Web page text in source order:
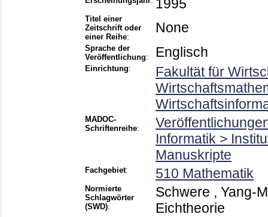
1995
Titel einer
Zeitschrift oder
einer Reihe:
None
Sprache der
Veröffentlichung: Englisch
Einrichtung:
Fakultät für
MADOC-
Schriftenreihe:
Informatik >
Manuskripte
Fachgebiet: 510 Mathematik
Normierte
Schlagwörter
(SWD):
Schwere , Yang-
Eichtheorie